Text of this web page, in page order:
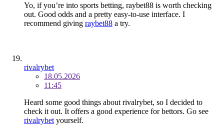
Yo, if you’re into sports betting, raybet88 is worth checking
out. Good odds and a pretty easy-to-use interface. I
recommend giving raybet88 a try.
rivalrybet
18.05.2026
11:45
Heard some good things about rivalrybet, so I decided to
check it out. It offers a good experience for bettors. Go see
rivalrybet yourself.